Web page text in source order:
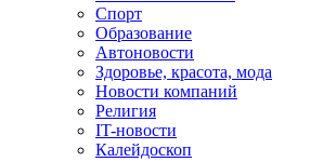
Спорт
Образование
Автоновости
Здоровье, красота, мода
Новости компаний
Религия
IT-новости
Калейдоскоп